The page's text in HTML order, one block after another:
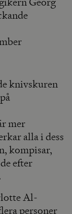
knivskuren
mer
alla i dess
kompisar,
efter
Al-
personer